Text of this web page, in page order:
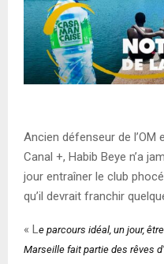
Ancien défenseur de
Canal +, Habib Beye n’a
jour entraîner le club
qu’il devrait franchir
« Le parcours idéal, un jour,
Marseille fait partie des rêves